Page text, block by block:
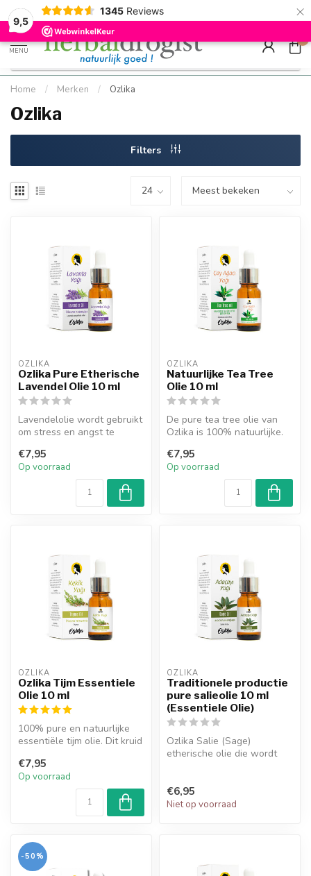
9,5
1345 Reviews ×
Kostenloser DE-Versand ab Mindestbestellwert |
Schnell geliefert
Minimum
Hızlı
MENU
0
Home / Merken / Ozlika
Ozlika
Filters
OZLIKA
Ozlika Pure Etherische
Lavendel Olie 10 ml
Lavendelolie wordt gebruikt
om stress en angst te
spanning...
€7,95
Op voorraad
OZLIKA
Natuurlijke Tea Tree
Olie 10 ml
De pure tea tree olie van
Ozlika is 100% natuurlijke.
do...
€7,95
Op voorraad
OZLIKA
Ozlika Tijm Essentiele
Olie 10 ml
100% pure en natuurlijke
essentiële tijm olie. Dit kruid
€7,95
Op voorraad
OZLIKA
Traditionele productie
pure salieolie 10 ml
(Essentiele Olie)
Ozlika Salie (Sage)
etherische olie die wordt
€6,95
Niet op voorraad
-50%